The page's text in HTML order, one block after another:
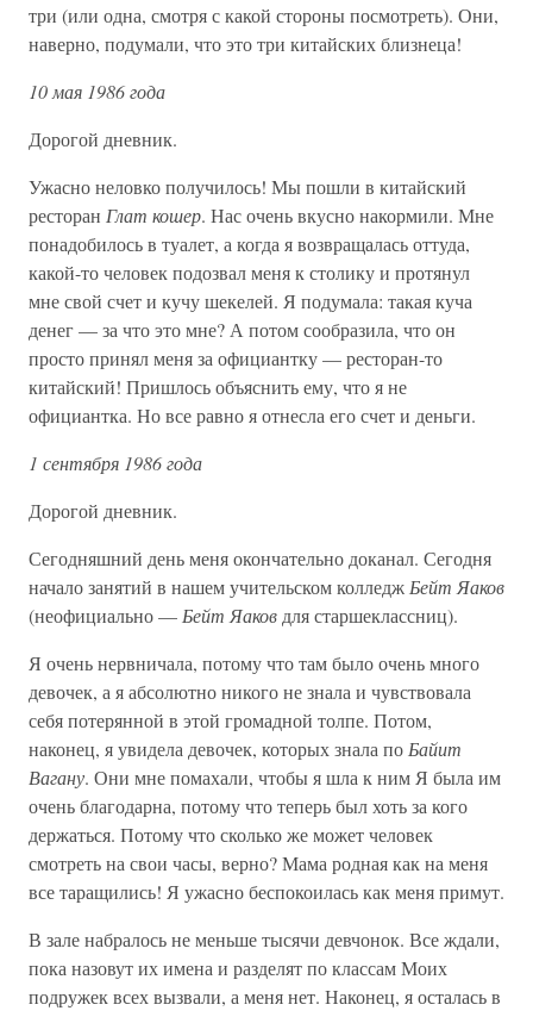
три (или одна, смотря с какой стороны посмотреть). Они,
наверно, подумали, что это три китайских близнеца!
10 мая 1986 года
Дорогой дневник.
Ужасно неловко получилось! Мы пошли в китайский
ресторан Глат кошер. Нас очень вкусно накормили. Мне
понадобилось в туалет, а когда я возвращалась оттуда,
какой-то человек подозвал меня к столику и протянул
мне свой счет и кучу шекелей. Я подумала: такая куча
денег — за что это мне? А потом сообразила, что он
просто принял меня за официантку — ресторан-то
китайский! Пришлось объяснить ему, что я не
официантка. Но все равно я отнесла его счет и деньги.
1 сентября 1986 года
Дорогой дневник.
Сегодняшний день меня окончательно доканал. Сегодня
начало занятий в нашем учительском колледж Бейт Яаков
(неофициально — Бейт Яаков для старшеклассниц).
Я очень нервничала, потому что там было очень много
девочек, а я абсолютно никого не знала и чувствовала
себя потерянной в этой громадной толпе. Потом,
наконец, я увидела девочек, которых знала по Байит
Вагану. Они мне помахали, чтобы я шла к ним Я была им
очень благодарна, потому что теперь был хоть за кого
держаться. Потому что сколько же может человек
смотреть на свои часы, верно? Мама родная как на меня
все таращились! Я ужасно беспокоилась как меня примут.
В зале набралось не меньше тысячи девчонок. Все ждали,
пока назовут их имена и разделят по классам Моих
подружек всех вызвали, а меня нет. Наконец, я осталась в